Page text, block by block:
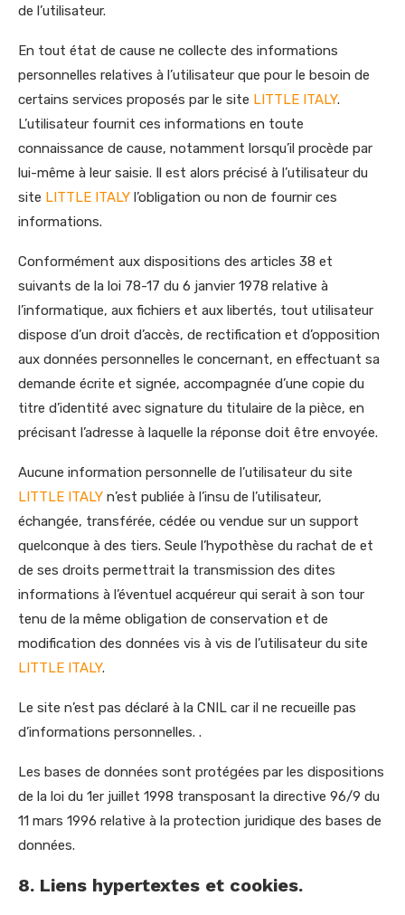
de l’utilisateur.
En tout état de cause ne collecte des informations
personnelles relatives à l’utilisateur que pour le besoin de
certains services proposés par le site LITTLE ITALY.
L’utilisateur fournit ces informations en toute
connaissance de cause, notamment lorsqu’il procède par
lui-même à leur saisie. Il est alors précisé à l’utilisateur du
site LITTLE ITALY l’obligation ou non de fournir ces
informations.
Conformément aux dispositions des articles 38 et
suivants de la loi 78-17 du 6 janvier 1978 relative à
l’informatique, aux fichiers et aux libertés, tout utilisateur
dispose d’un droit d’accès, de rectification et d’opposition
aux données personnelles le concernant, en effectuant sa
demande écrite et signée, accompagnée d’une copie du
titre d’identité avec signature du titulaire de la pièce, en
précisant l’adresse à laquelle la réponse doit être envoyée.
Aucune information personnelle de l’utilisateur du site
LITTLE ITALY n’est publiée à l’insu de l’utilisateur,
échangée, transférée, cédée ou vendue sur un support
quelconque à des tiers. Seule l’hypothèse du rachat de et
de ses droits permettrait la transmission des dites
informations à l’éventuel acquéreur qui serait à son tour
tenu de la même obligation de conservation et de
modification des données vis à vis de l’utilisateur du site
LITTLE ITALY.
Le site n’est pas déclaré à la CNIL car il ne recueille pas
d’informations personnelles. .
Les bases de données sont protégées par les dispositions
de la loi du 1er juillet 1998 transposant la directive 96/9 du
11 mars 1996 relative à la protection juridique des bases de
données.
8. Liens hypertextes et cookies.